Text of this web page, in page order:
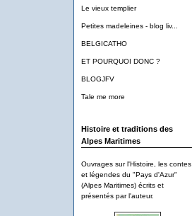
Le vieux templier
Petites madeleines - blog liv...
BELGICATHO
ET POURQUOI DONC ?
BLOGJFV
Tale me more
Histoire et traditions des
Alpes Maritimes
Ouvrages sur l'Histoire, les contes
et légendes du "Pays d'Azur"
(Alpes Maritimes) écrits et
présentés par l'auteur.